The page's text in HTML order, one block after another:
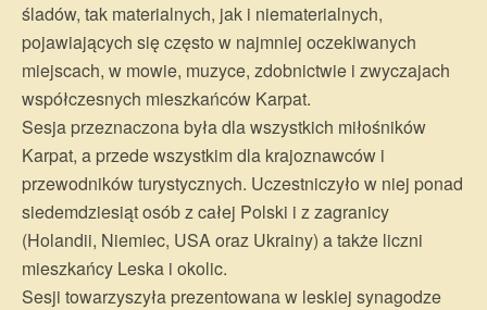
śladów, tak materialnych, jak i niematerialnych,
pojawiających się często w najmniej oczekiwanych
miejscach, w mowie, muzyce, zdobnictwie i zwyczajach
współczesnych mieszkańców Karpat.
Sesja przeznaczona była dla wszystkich miłośników
Karpat, a przede wszystkim dla krajoznawców i
przewodników turystycznych. Uczestniczyło w niej ponad
siedemdziesiąt osób z całej Polski i z zagranicy
(Holandii, Niemiec, USA oraz Ukrainy) a także liczni
mieszkańcy Leska i okolic.
Sesji towarzyszyła prezentowana w leskiej synagodze